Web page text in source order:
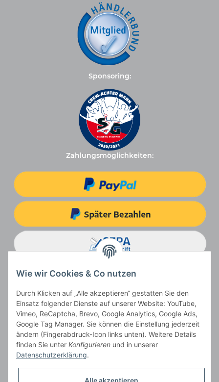
Sponsoring:
Zahlungsmöglichkeiten:
Vertrag widerrufen
Wie wir Cookies & Co nutzen
Durch Klicken auf „Alle akzeptieren“ gestatten Sie den
Einsatz folgender Dienste auf unserer Website: YouTube,
Vimeo, ReCaptcha, Brevo, Google Analytics, Google Ads,
Google Tag Manager. Sie können die Einstellung jederzeit
ändern (Fingerabdruck-Icon links unten). Weitere Details
finden Sie unter Konfigurieren und in unserer
Datenschutzerklärung.
Alle akzeptieren